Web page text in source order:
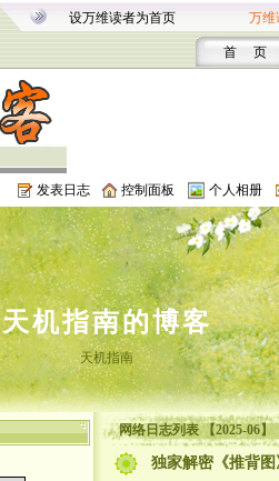
设万维读者为首页 万维
首 页
发表日志 控制面板 个人相册
天机指南的博客
天机指南
网络日志列表 【2025-06】
独家解密《推背